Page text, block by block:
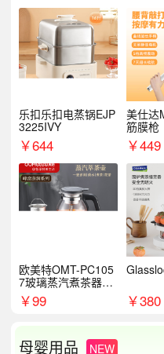
乐扣乐扣电蒸锅EJP
3225IVY
￥644
美仕达
筋膜枪
￥449
欧美特OMT-PC105
7玻璃蒸汽煮茶器黑
茶泡茶具茶壶花茶壶
￥99 ￥380
母婴用品 NEW